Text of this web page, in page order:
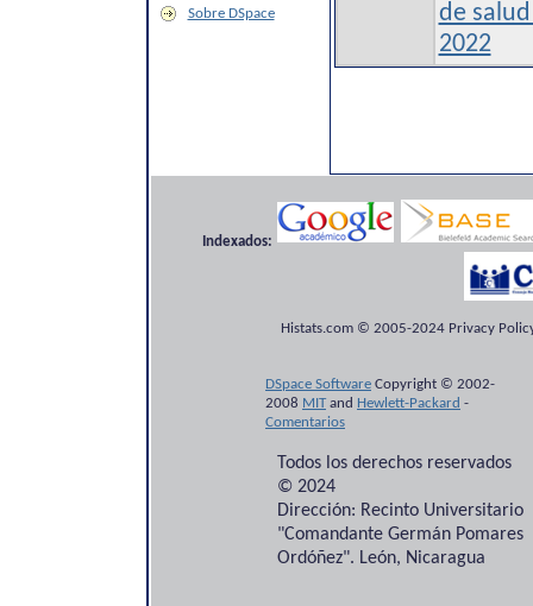
Sobre DSpace
de
2022
Indexados:
Histats.com © 2005-2024 Privacy
DSpace Software Copyright © 2002-
2008 MITand Hewlett-Packard -
Comentarios
Todos los derechos reservados
© 2024
Dirección: Recinto Universitario
"Comandante Germán Pomares
Ordóñez". León, Nicaragua